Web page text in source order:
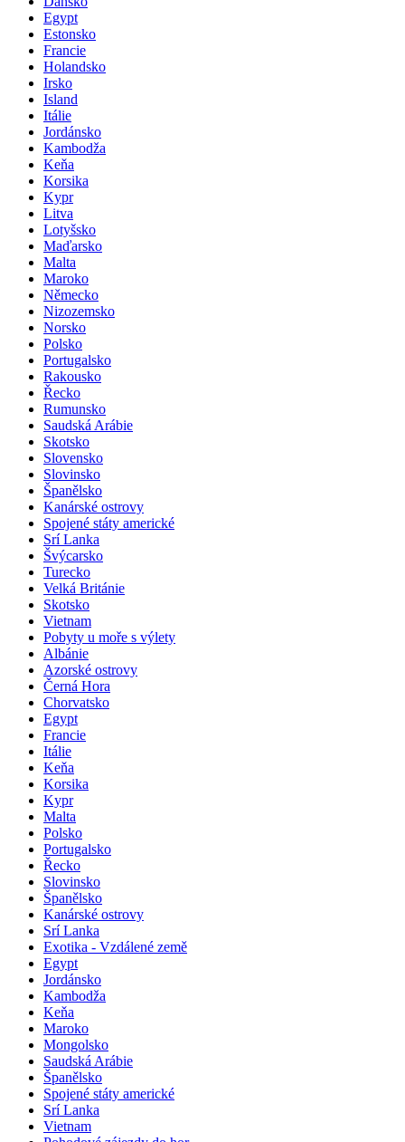
Egypt
Estonsko
Francie
Holandsko
Irsko
Island
Itálie
Jordánsko
Kambodža
Keňa
Korsika
Kypr
Litva
Lotyšsko
Maďarsko
Malta
Maroko
Německo
Nizozemsko
Norsko
Polsko
Portugalsko
Rakousko
Řecko
Rumunsko
Saudská Arábie
Skotsko
Slovensko
Slovinsko
Španělsko
Kanárské ostrovy
Spojené státy americké
Srí Lanka
Švýcarsko
Turecko
Velká Británie
Skotsko
Vietnam
Pobyty u moře s výlety
Albánie
Azorské ostrovy
Černá Hora
Chorvatsko
Egypt
Francie
Itálie
Keňa
Korsika
Kypr
Malta
Polsko
Portugalsko
Řecko
Slovinsko
Španělsko
Kanárské ostrovy
Srí Lanka
Exotika - Vzdálené země
Egypt
Jordánsko
Kambodža
Keňa
Maroko
Mongolsko
Saudská Arábie
Španělsko
Spojené státy americké
Srí Lanka
Vietnam